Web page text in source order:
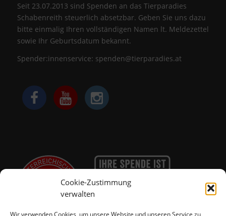
Cookie-Zustimmung
verwalten
Wir verwenden Cookies, um unsere Website und unseren Service zu
Seit 23.07.2013 sind Spenden an das Tierparadies
Schabenreith steuerlich absetzbar. Geben Sie uns dazu
bitte einmalig Ihren vollständigen Namen lt. Meldezettel
sowie Ihr Geburtsdatum bekannt.
Spender:innenservice: spenden@tierparadies.at